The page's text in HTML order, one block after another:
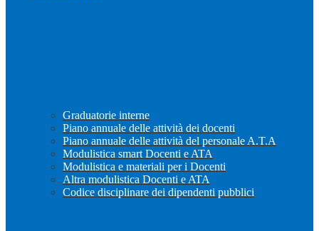
Graduatorie interne
Piano annuale delle attività dei docenti
Piano annuale delle attività del personale A.T.A
Modulistica smart Docenti e ATA
Modulistica e materiali per i Docenti
Altra modulistica Docenti e ATA
Codice disciplinare dei dipendenti pubblici